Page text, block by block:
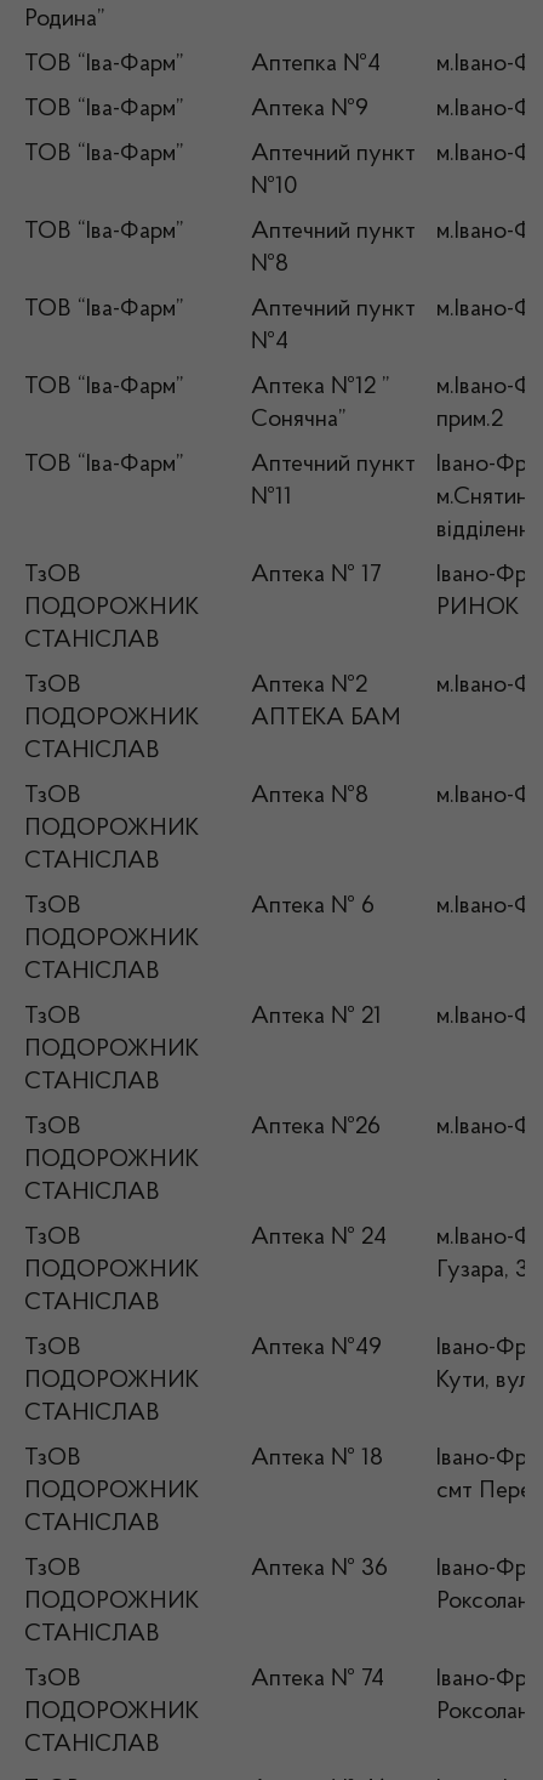
Родина”
ТОВ “Іва-Фарм” Аптепка №4
м.Івано-
ТОВ “Іва-Фарм”
Аптека №9
м.Івано-
ТОВ “Іва-Фарм”
Аптечний пункт
№10
м.Івано-
ТОВ “Іва-Фарм”
Аптечний пункт
№8
м.Івано-
ТОВ “Іва-Фарм”
Аптечний пункт
№4
м.Івано-
ТОВ “Іва-Фарм”
Аптека №12 ”
Сонячна”
м.Івано-
прим.2
ТОВ “Іва-Фарм”
Аптечний пункт
№11
Івано-
м.Снятин,
ТзОВ
ПОДОРОЖНИК
СТАНІСЛАВ
Аптека № 17
Івано-
РИНОК ,
ТзОВ
ПОДОРОЖНИК
СТАНІСЛАВ
Аптека №2
АПТЕКА БАМ
м.Івано-
ТзОВ
ПОДОРОЖНИК
СТАНІСЛАВ
Аптека №8 м.Івано-
ТзОВ
ПОДОРОЖНИК
СТАНІСЛАВ
Аптека № 6 м.Івано-
ТзОВ
ПОДОРОЖНИК
СТАНІСЛАВ
Аптека № 21 м.Івано-
ТзОВ
ПОДОРОЖНИК
СТАНІСЛАВ
Аптека №26 м.Івано-
ТзОВ
ПОДОРОЖНИК
СТАНІСЛАВ
Аптека № 24
м.Івано-
Гузара,
ТзОВ
ПОДОРОЖНИК
СТАНІСЛАВ
Аптека №49
Івано-
Кути,
ТзОВ
ПОДОРОЖНИК
СТАНІСЛАВ
Аптека № 18
Івано-
смт
ТзОВ
ПОДОРОЖНИК
СТАНІСЛАВ
Аптека № 36
Івано-
ТзОВ
ПОДОРОЖНИК
СТАНІСЛАВ
Аптека № 74
Івано-